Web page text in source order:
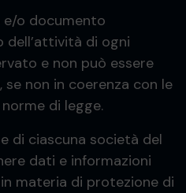
e/o documento
dell’attività di ogni
e non può essere
non in coerenza con le
di legge.
di ciascuna società del
dati e informazioni
materia di protezione di